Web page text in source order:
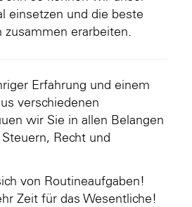
einsetzen und die beste
zusammen erarbeiten.
Erfahrung und einem
verschiedenen
wir Sie in allen Belangen
Recht und
von Routineaufgaben!
Zeit für das Wesentliche!